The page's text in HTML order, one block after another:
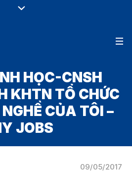
HỌC-CNSH
KHTN TỔ CHỨC
CỦA TÔI –
JOBS
09/05/2017